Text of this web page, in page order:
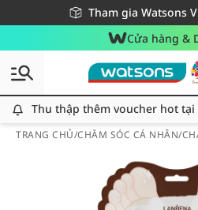
Tham gia Watsons
Miễn phí giao hàng cho
Giao hàng nhanh 24h - Áp
Cửa hàng &
Thu thập thêm voucher hot tại
TRANG CHỦ/CHĂM SÓC CÁ NHÂN/